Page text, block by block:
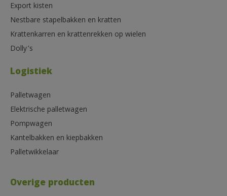
Export kisten
Nestbare stapelbakken en kratten
Krattenkarren en krattenrekken op wielen
Dolly’s
Logistiek
Palletwagen
Elektrische palletwagen
Pompwagen
Kantelbakken en kiepbakken
Palletwikkelaar
Overige producten